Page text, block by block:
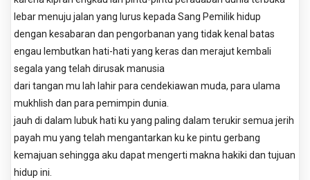
lebar menuju jalan yang lurus kepada Sang Pemilik hidup
dengan kesabaran dan pengorbanan yang tidak kenal batas
engau lembutkan hati-hati yang keras dan merajut kembali
segala yang telah dirusak manusia
dari tangan mu lah lahir para cendekiawan muda, para ulama
mukhlish dan para pemimpin dunia.
jauh di dalam lubuk hati ku yang paling dalam terukir semua jerih
payah mu yang telah mengantarkan ku ke pintu gerbang
kemajuan sehingga aku dapat mengerti makna hakiki dan tujuan
hidup ini.